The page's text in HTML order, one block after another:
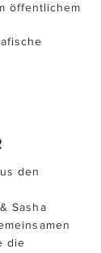
öffentlichem
den
Sasha
die